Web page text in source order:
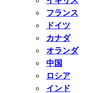
フランス
ドイツ
カナダ
オランダ
中国
ロシア
インド